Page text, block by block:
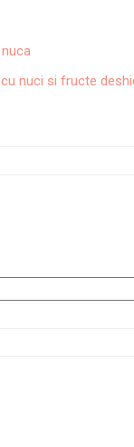
nuci si fructe